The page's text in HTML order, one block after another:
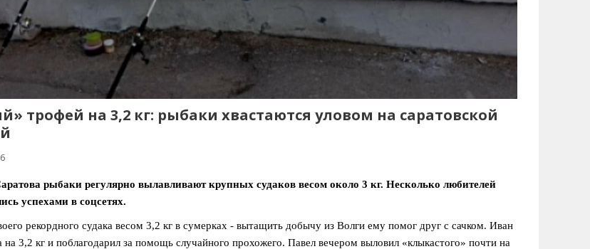
трофей на 3,2 кг: рыбаки хвастаются уловом на саратовской
рыбаки регулярно вылавливают крупных судаков весом около 3 кг. Несколько любителей
успехами в соцсетях.
рекордного судака весом 3,2 кг в сумерках - вытащить добычу из Волги ему помог друг с сачком. Иван
на 3,2 кг и поблагодарил за помощь случайного прохожего. Павел вечером выловил «клыкастого» почти на